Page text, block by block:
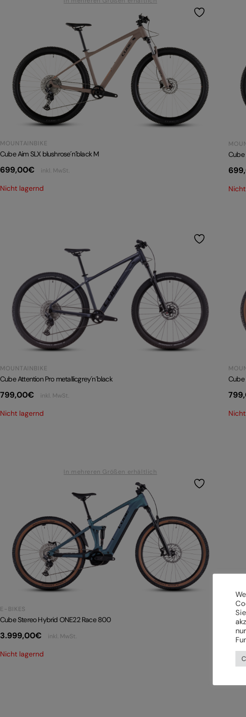
MOUNTAINBIKE
Cube Aim SLX blushrose´n´black M
699,00€ inkl. MwSt.
Nicht lagernd
Cube
MOUNTAINBIKE
Cube Attention Pro metallicgrey´n´black
799,00€ inkl. MwSt.
Nicht lagernd
Cube
In mehreren Größen erhältlich
E-BIKES
Cube Stereo Hybrid ONE22 Race 800
3.999,00€ inkl. MwSt.
Nicht lagernd